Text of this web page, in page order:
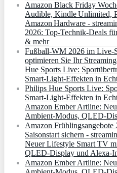
Amazon Black Friday
Audible, Kindle Unlimited,
Amazon Hardware -
2026: Top-Technik-Deals
& mehr
Fußball-WM 2026 im Live-
optimieren Sie Ihr
Hue Sports Live:
Smart‑Light‑Effekten in
Philips Hue Sports Live:
Smart‑Light‑Effekten in
Amazon Ember Artline:
Ambient‑Modus,
Amazon Frühlingsangebote
Saisonstart sichern -
Neuer Lifestyle Smart TV
QLED‑Display und
Amazon Ember Artline: